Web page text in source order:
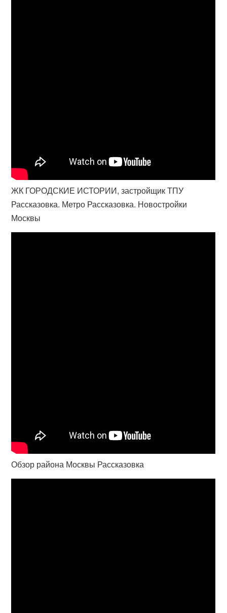
ЖК ГОРОДСКИЕ ИСТОРИИ, застройщик ТПУ
Рассказовка. Метро Рассказовка. Новостройки
Москвы
Обзор района Москвы Рассказовка